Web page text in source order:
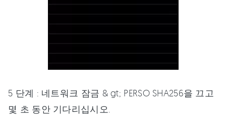
5 단계 : 네트워크 잠금 & gt; PERSO SHA256을 끄고
몇 초 동안 기다리십시오.